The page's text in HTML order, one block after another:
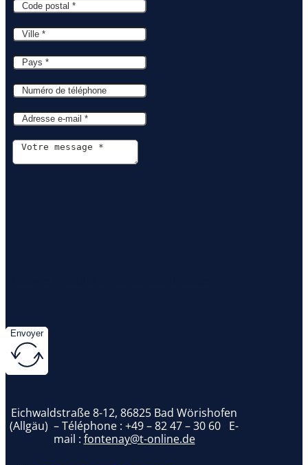
Envoyer
Eichwaldstraße 8-12, 86825 Bad Wörishofen
(Allgäu) – Téléphone : +49 – 82 47 – 30 60 E-
mail : fontenay@t-online.de